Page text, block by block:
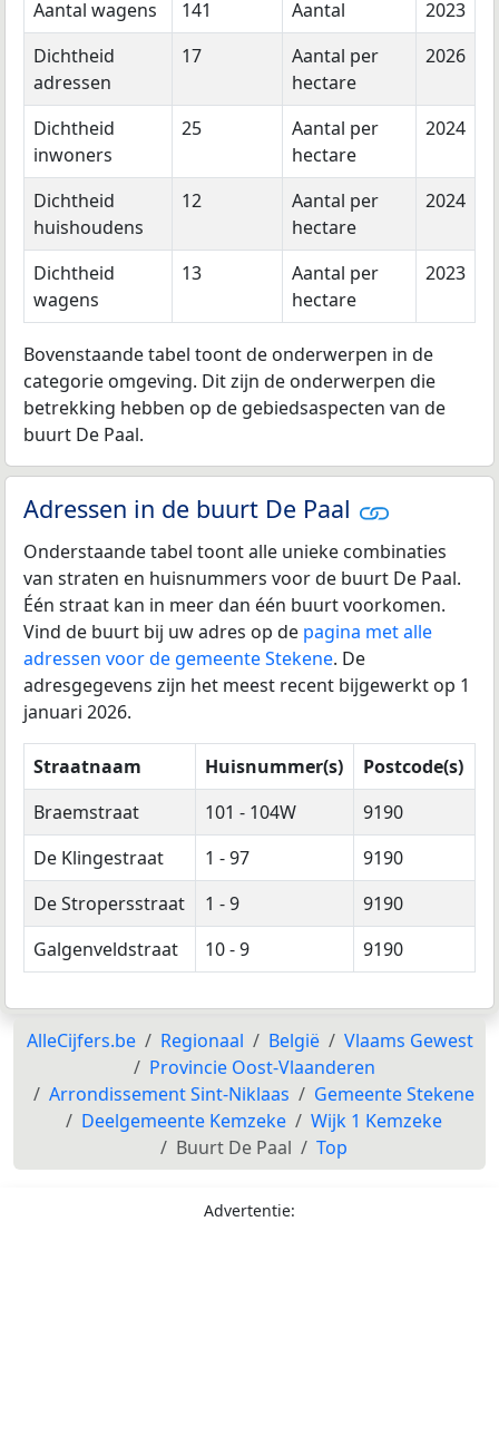
Aantal wagens 141 Aantal
2023
Dichtheid
adressen
17
Aantal per
hectare
2026
Dichtheid
inwoners
25
Aantal per
hectare
2024
Dichtheid
huishoudens
12
Aantal per
hectare
2024
Dichtheid
wagens
13
Aantal per
hectare
2023
Bovenstaande tabel toont de onderwerpen in de
categorie omgeving. Dit zijn de onderwerpen die
betrekking hebben op de gebiedsaspecten van de
buurt De Paal.
Adressen in de buurt De Paal
Onderstaande tabel toont alle unieke combinaties
van straten en huisnummers voor de buurt De Paal.
Één straat kan in meer dan één buurt voorkomen.
Vind de buurt bij uw adres op de pagina met alle
adressen voor de gemeente Stekene. De
adresgegevens zijn het meest recent bijgewerkt op 1
januari 2026.
Straatnaam Huisnummer(s)
Postcode(s)
Braemstraat
101 - 104W
9190
De Klingestraat
1 - 97
9190
De Stropersstraat
1 - 9
9190
Galgenveldstraat
10 - 9 9190
AlleCijfers.be Regionaal België
Vlaams Gewest
Provincie Oost-Vlaanderen
Arrondissement Sint-Niklaas
Gemeente Stekene
Deelgemeente Kemzeke
Wijk 1 Kemzeke
Buurt De Paal
Top
Advertentie: